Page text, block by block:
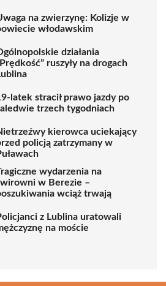
na zwierzynę: Kolizje w
włodawskim
działania
ruszyły na drogach
latek stracił prawo jazdy po
trzech tygodniach
kierowca uciekający
policją zatrzymany w
wydarzenia na
w Berezie –
wciąż trwają
z Lublina uratowali
na moście